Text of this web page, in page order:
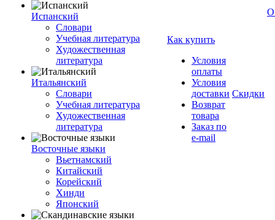
Испанский
Словари
Учебная литература
Художественная
литература
Итальянский
Словари
Учебная литература
Художественная
литература
Восточные языки
Вьетнамский
Китайский
Корейский
Хинди
Японский
Как купить
Условия
оплаты
Условия
доставки
Возврат
товара
Заказ по
e-mail
Скидки
О